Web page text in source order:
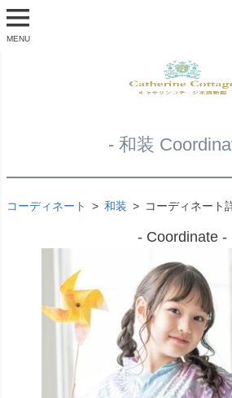
MENU
- 和装
コーディネート 和装 コーディネート
- Coordinate -